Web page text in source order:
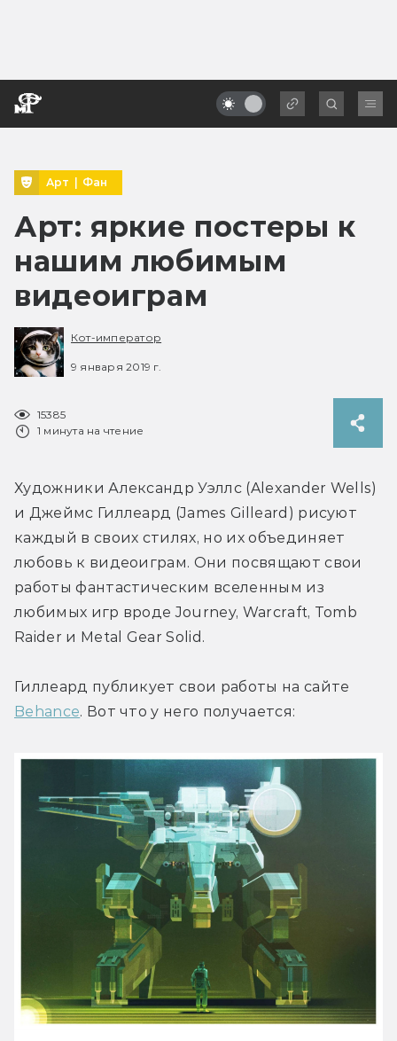
Арт | Фан
Арт: яркие постеры к
нашим любимым
видеоиграм
Кот-император
9 января 2019 г.
15385
1 минута на чтение
Художники Александр Уэллс (Alexander Wells)
и Джеймс Гиллеард (James Gilleard) рисуют
каждый в своих стилях, но их объединяет
любовь к видеоиграм. Они посвящают свои
работы фантастическим вселенным из
любимых игр вроде Journey, Warcraft, Tomb
Raider и Metal Gear Solid.
Behance. Вот что у него получается: